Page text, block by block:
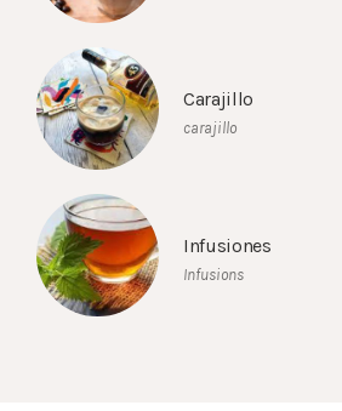
Carajillo
carajillo
Infusiones
Infusions